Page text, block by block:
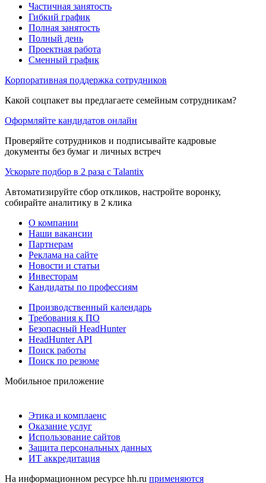
Частичная занятость
Гибкий график
Полная занятость
Полный день
Проектная работа
Сменный график
Корпоративная поддержка сотрудников
Какой соцпакет вы предлагаете семейным сотрудникам?
Оформляйте кандидатов онлайн
Проверяйте сотрудников и подписывайте кадровые
документы без бумаг и личных встреч
Ускорьте подбор в 2 раза с Talantix
Автоматизируйте сбор откликов, настройте воронку,
собирайте аналитику в 2 клика
О компании
Наши вакансии
Партнерам
Реклама на сайте
Новости и статьи
Инвесторам
Кандидаты по профессиям
Производственный календарь
Требования к ПО
Безопасный HeadHunter
HeadHunter API
Поиск работы
Поиск по резюме
Мобильное приложение
Этика и комплаенс
Оказание услуг
Использование сайтов
Защита персональных данных
ИТ аккредитация
На информационном ресурсе hh.ru применяются